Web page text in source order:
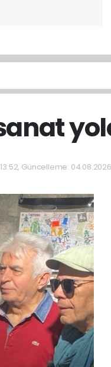
Güncelleme: